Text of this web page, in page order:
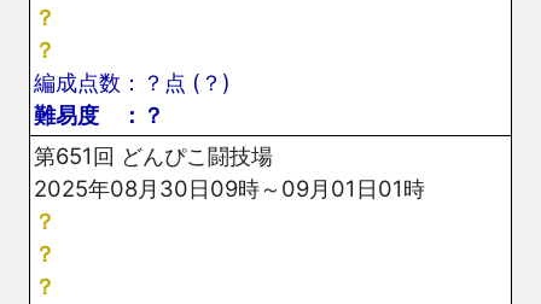
？
？
編成点数：？点 (？)
難易度 ：？
第651回 どんぴこ闘技場
2025年08月30日09時～09月01日01時
？
？
？